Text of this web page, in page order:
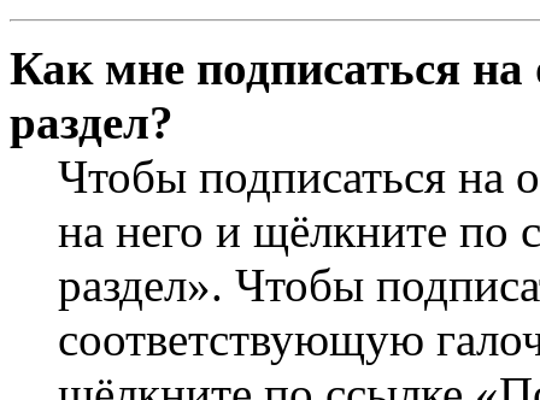
Как мне подписаться
раздел?
Чтобы подписаться на
на него и щёлкните по
раздел». Чтобы
соответствующую